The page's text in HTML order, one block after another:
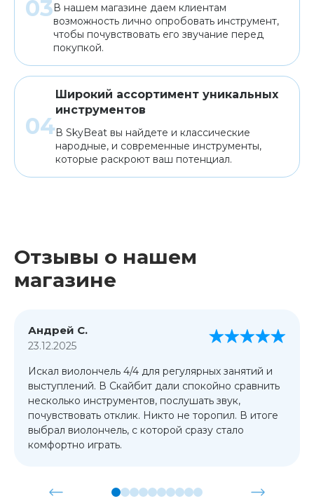
В нашем магазине даем клиентам
возможность лично опробовать инструмент,
чтобы почувствовать его звучание перед
покупкой.
Широкий ассортимент уникальных
инструментов
В SkyBeat вы найдете и классические
народные, и современные инструменты,
которые раскроют ваш потенциал.
Отзывы о нашем
магазине
Андрей С.
23.12.2025
Искал виолончель 4/4 для регулярных занятий и
выступлений. В Скайбит дали спокойно сравнить
несколько инструментов, послушать звук,
почувствовать отклик. Никто не торопил. В итоге
выбрал виолончель, с которой сразу стало
комфортно играть.